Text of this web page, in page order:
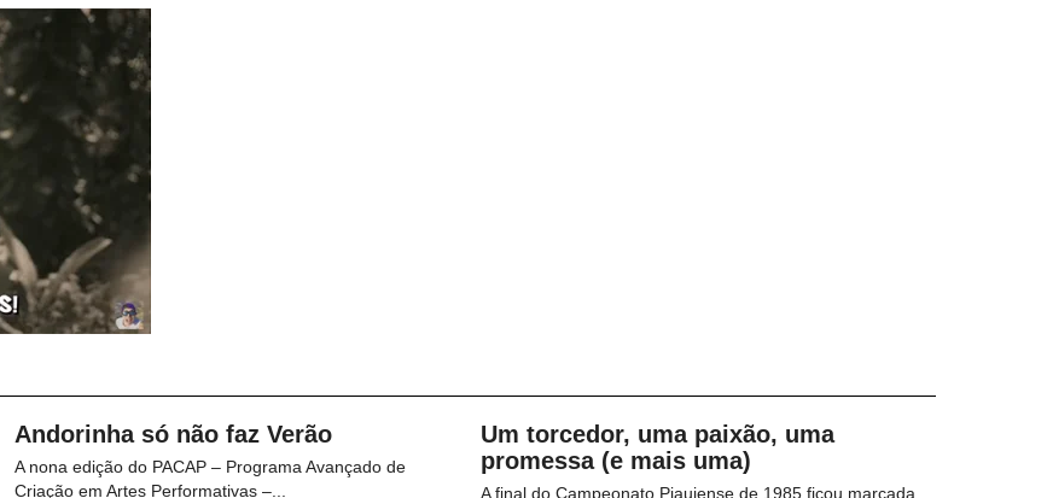
Andorinha só não faz Verão
A nona edição do PACAP – Programa Avançado de
Criação em Artes Performativas –...
Um torcedor, uma paixão, uma
promessa (e mais uma)
A final do Campeonato Piauiense de 1985 ficou marcada